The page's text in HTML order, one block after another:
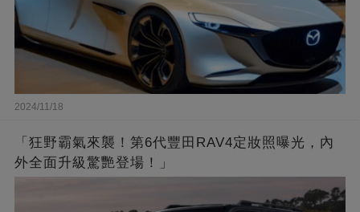
2024/11/18
「狂野霸氣來襲！第6代豐田RAV4定妝照曝光，內
外全面升級驚艷登場！」